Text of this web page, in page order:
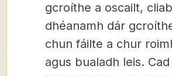
gcroíthe a oscailt,
dhéanamh dár
chun fáilte a chur
agus bualadh leis.